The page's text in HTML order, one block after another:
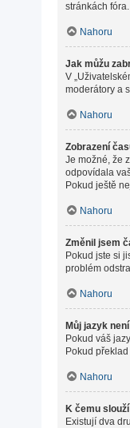
stránkách
Nahoru
Jak můžu
V
moderátory a
Nahoru
Zobrazení
Je možné, že
odpovídala
Pokud ještě
Nahoru
Změnil jsem
Pokud jste si
problém
Nahoru
Můj jazyk
Pokud váš
Pokud
Nahoru
K čemu
Existují dva